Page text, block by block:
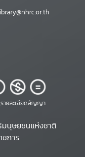
ายละเอียดสัญญา
นุษยชนแห่งชาติ
การ